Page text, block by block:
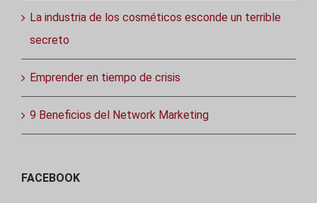
La industria de los cosméticos esconde un terrible
secreto
Emprender en tiempo de crisis
9 Beneficios del Network Marketing
FACEBOOK